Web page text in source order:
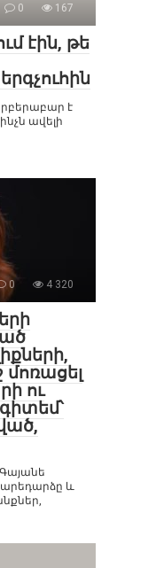
0 167
էին, թե
է
ավելի
0 4 320
մոռացել
ու
և